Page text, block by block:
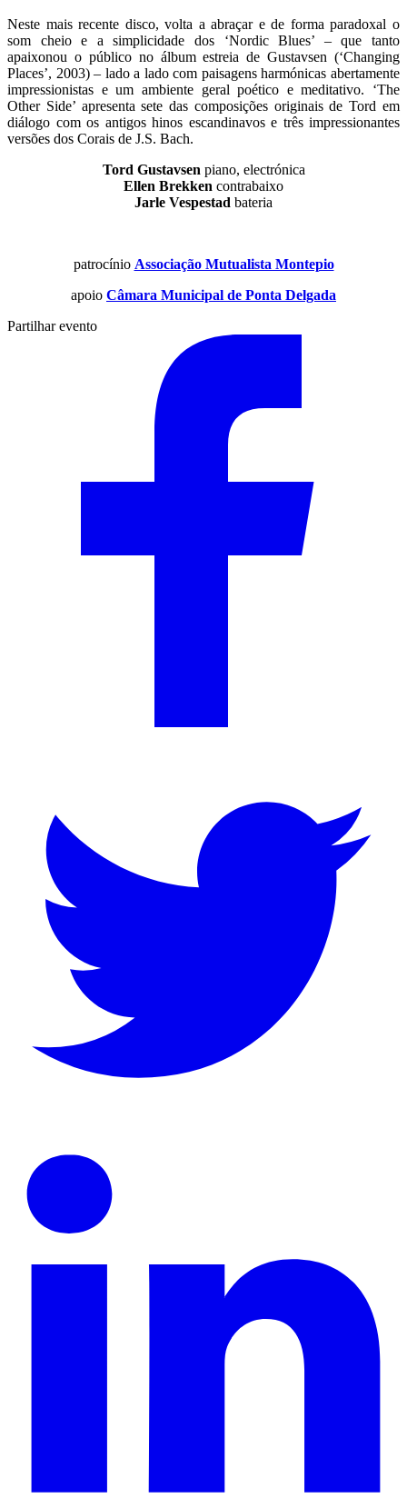
Neste mais recente disco, volta a abraçar e de forma paradoxal o
som cheio e a simplicidade dos ‘Nordic Blues’ – que tanto
apaixonou o público no álbum estreia de Gustavsen (‘Changing
Places’, 2003) – lado a lado com paisagens harmónicas abertamente
impressionistas e um ambiente geral poético e meditativo. ‘The
Other Side’ apresenta sete das composições originais de Tord em
diálogo com os antigos hinos escandinavos e três impressionantes
versões dos Corais de J.S. Bach.
Tord Gustavsen piano, electrónica
Ellen Brekken contrabaixo
Jarle Vespestad bateria
patrocínio Associação Mutualista Montepio
apoio Câmara Municipal de Ponta Delgada
Partilhar evento